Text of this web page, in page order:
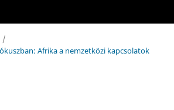
/
Afrika a nemzetközi kapcsolatok